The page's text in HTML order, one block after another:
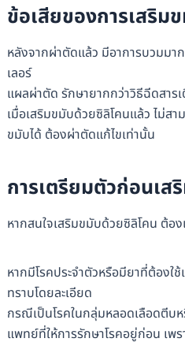
ข้อเสียของการเสริม
หลังจากผ่าตัดแล้ว มีอาการบวมมา
เลอร์
แผลผ่าตัด รักษายากกว่าวิธีฉีดสาร
เมื่อเสริมขมับด้วยซิลิโคนแล้ว ไม่ส
ขมับได้ ต้องผ่าตัดแก้ไขเท่านั้น
การเตรียมตัวก่อนเ
หากสนใจเสริมขมับด้วยซิลิโคน ต้อ
หากมีโรคประจำตัวหรือมียาที่ต้องใ
ทราบโดยละเอียด
กรณีเป็นโรคในกลุ่มหลอดเลือดตีบ
แพทย์ที่ให้การรักษาโรคอยู่ก่อน เพ